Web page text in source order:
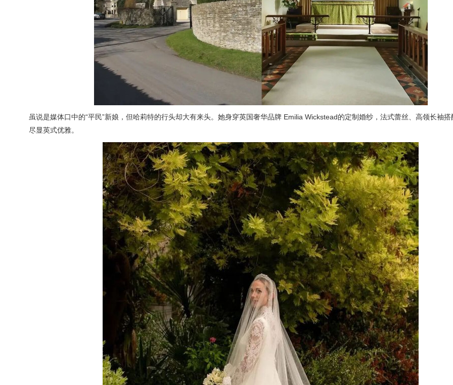
虽说是媒体口中的“平民”新娘，但哈莉特的行头却大有来头。她身穿英国奢华品牌 Emilia Wickstead的定制婚纱，法式蕾丝、高领长袖搭
尽显英式优雅。